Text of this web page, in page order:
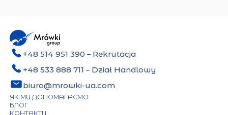
+48 514 951 390 – Rekrutacja
+48 533 888 711 – Dział Handlowy
biuro@mrowki-ua.com
ЯК МИ ДОПОМАГАЄМО
БЛОГ
КОНТАКТИ